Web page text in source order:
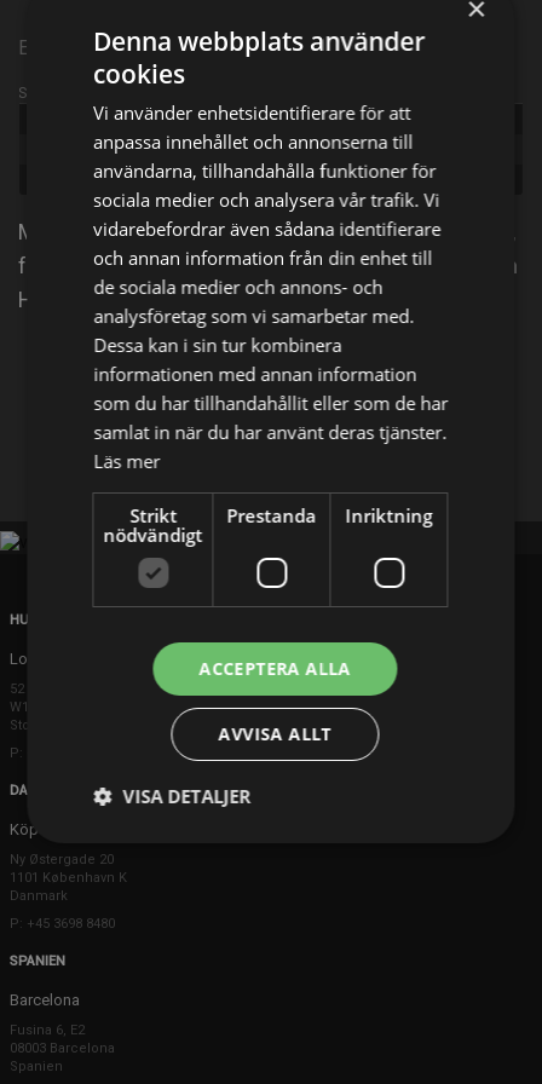
Episode 1
Sändningsinformation
Publicerad:
2024
Kan man överlista Ravelli?
Gameshow
Mikael Tornving bjuder in allvetaren Harald Treutiger,
fotbollsikonen Thomas Ravelli och skådespelerskan
Hanna Dorsin till en rafflande kamp.
E-postadress
HUVUDKONTOR
London
52 Brook Street
W1K 5DS London
Storbritannien
P: +44 203 608 8181
DANMARK
Köpenhamn
Ny Østergade 20
1101 København K
Danmark
P: +45 3698 8480
SPANIEN
Barcelona
Fusina 6, E2
08003 Barcelona
Spanien
×
Denna webbplats använder
cookies
Vi använder enhetsidentifierare för att
anpassa innehållet och annonserna till
användarna, tillhandahålla funktioner för
sociala medier och analysera vår trafik. Vi
vidarebefordrar även sådana identifierare
och annan information från din enhet till
de sociala medier och annons- och
analysföretag som vi samarbetar med.
Dessa kan i sin tur kombinera
informationen med annan information
som du har tillhandahållit eller som de har
samlat in när du har använt deras tjänster.
Läs mer
Strikt
nödvändigt
Prestanda Inriktning
ACCEPTERA ALLA
AVVISA ALLT
VISA DETALJER